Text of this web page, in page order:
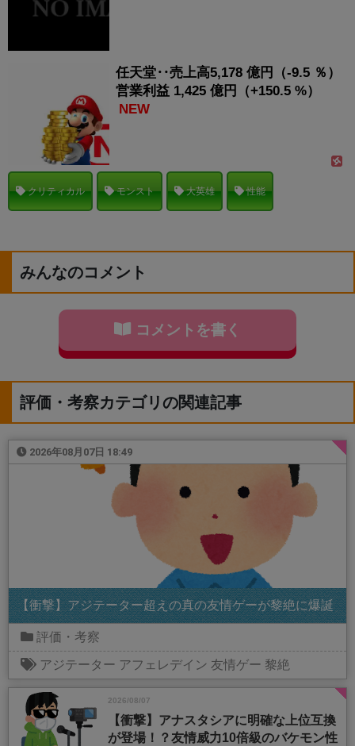
任天堂‥売上高5,178 億円（-9.5 ％）
営業利益 1,425 億円（+150.5 %）
NEW
クリティカル モンスト 大英雄 性能
みんなのコメント
コメントを書く
評価・考察カテゴリの関連記事
2026年08月07日 18:49
【衝撃】アジテーター超えの真の友情ゲーが黎絶に爆誕
評価・考察
アジテーター アフェレデイン 友情ゲー 黎絶
2026/08/07
【衝撃】アナスタシアに明確な上位互換
が登場！？友情威力10倍級のバケモン性